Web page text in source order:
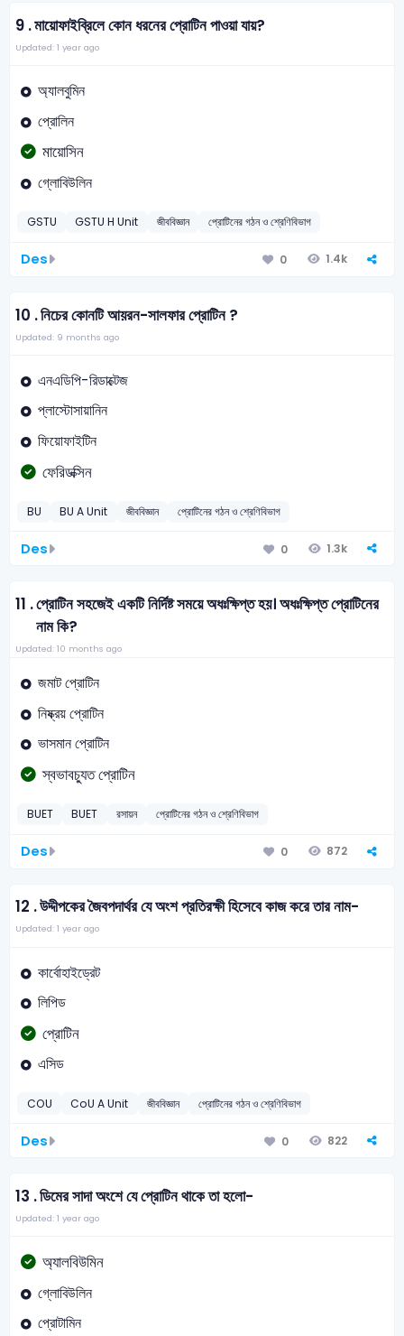
9 .মায়োফাইব্রিলে কোন ধরনের প্রোটিন পাওয়া যায়?
Updated: 1 year ago
অ্যালবুমিন
প্রোলিন
মায়োসিন
গ্লোবিউলিন
GSTU GSTU H Unit জীববিজ্ঞান প্রোটিনের গঠন ও শ্রেণিবিভাগ
Des 0 1.4k
10 .নিচের কোনটি আয়রন-সালফার প্রোটিন ?
Updated: 9 months ago
এনএডিপি-রিডাক্টেজ
প্লাস্টোসায়ানিন
ফিয়োফাইটিন
ফেরিডক্সিন
BU BU A Unit জীববিজ্ঞান প্রোটিনের গঠন ও শ্রেণিবিভাগ
Des 0 1.3k
11 .প্রোটিন সহজেই একটি নির্দিষ্ট সময়ে অধঃক্ষিপ্ত হয়। অধঃক্ষিপ্ত প্রোটিনের
নাম কি?
Updated: 10 months ago
জমাট প্রোটিন
নিষ্ক্রয় প্রোটিন
ভাসমান প্রোটিন
স্বভাবচ্যুত প্রোটিন
BUET BUET রসায়ন প্রোটিনের গঠন ও শ্রেণিবিভাগ
Des 0 872
12 .উদ্দীপকের জৈবপদার্থর যে অংশ প্রতিরক্ষী হিসেবে কাজ করে তার নাম-
Updated: 1 year ago
কার্বোহাইড্রেট
লিপিড
প্রোটিন
এসিড
COU CoU A Unit জীববিজ্ঞান প্রোটিনের গঠন ও শ্রেণিবিভাগ
Des 0 822
13 .ডিমের সাদা অংশে যে প্রোটিন থাকে তা হলো-
Updated: 1 year ago
অ্যালবিউমিন
গ্লোবিউলিন
প্রোটামিন